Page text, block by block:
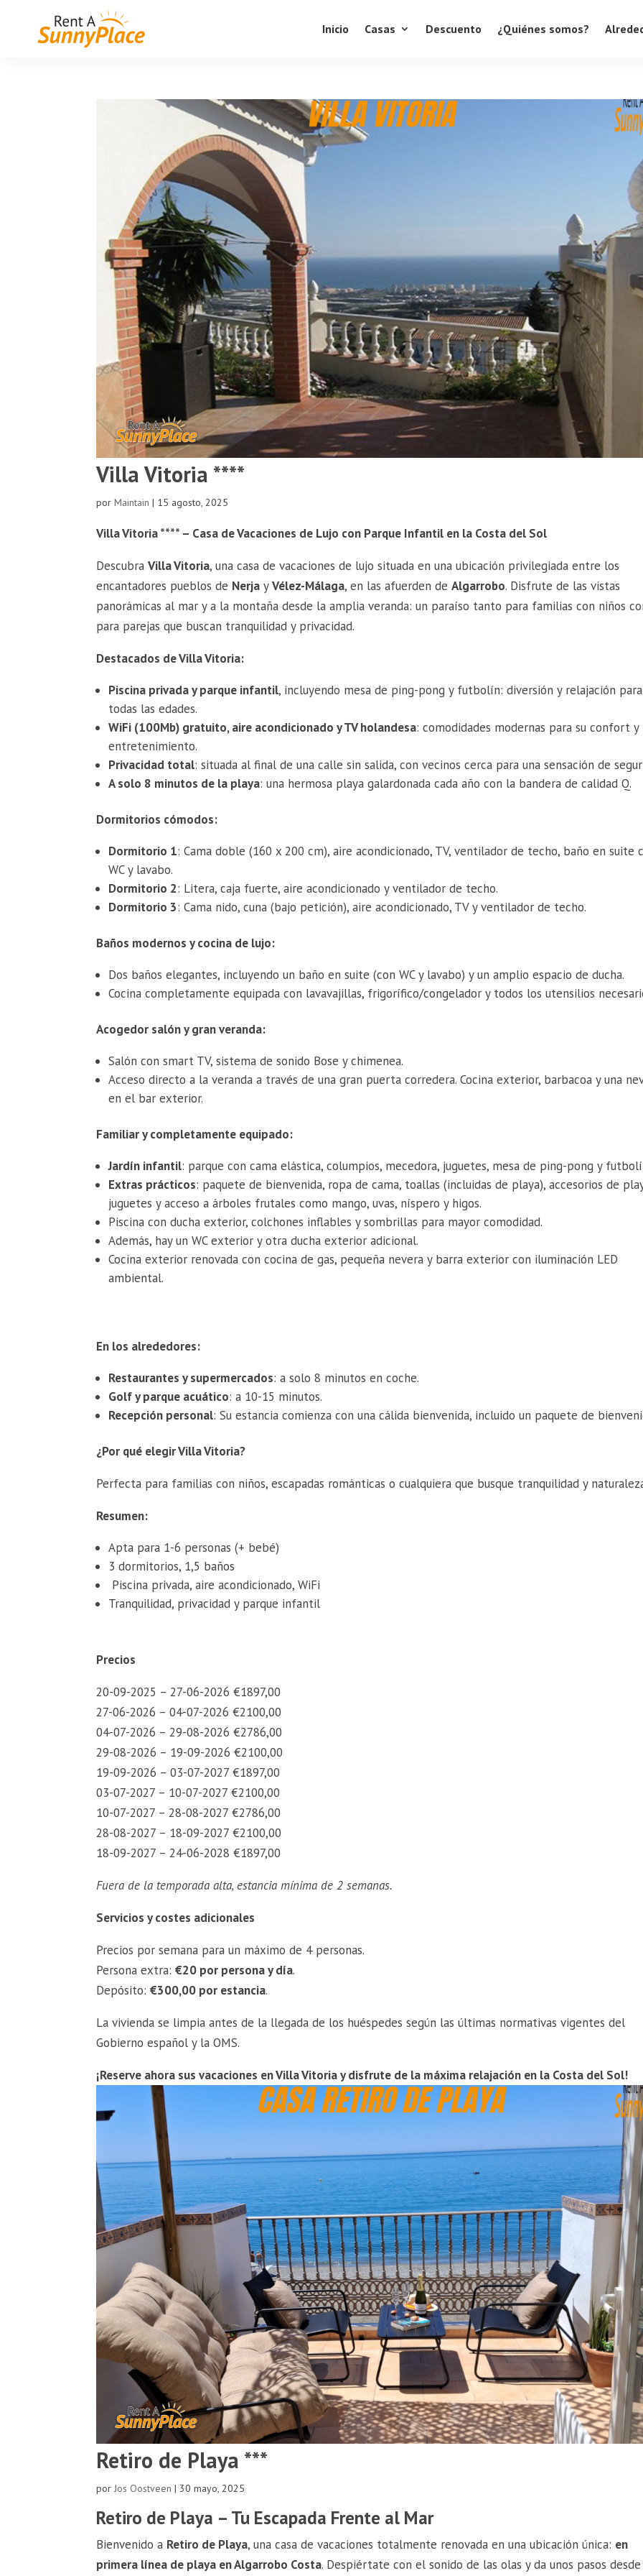
Inicio Casas Descuento ¿Quiénes somos?
Villa Vitoria ****
porMaintain | 15 agosto, 2025
Villa Vitoria **** – Casa de Vacaciones de Lujo con Parque Infantil en la Costa del Sol
DescubraVilla Vitoria, una casa de vacaciones de lujo situada en una ubicación privilegiada entre los
encantadores pueblos de Nerja yVélez-Málaga, en las afuerden deAlgarrobo. Disfrute de las vistas
panorámicas al mar y a la montaña desde la amplia veranda: un paraíso tanto para familias con niños
para parejas que buscan tranquilidad y privacidad.
Destacados de Villa Vitoria:
Piscina privada y parque infantil, incluyendo mesa de ping-pong y futbolín: diversión y relajación para
todas las edades.
WiFi (100Mb) gratuito, aire acondicionado y TV holandesa: comodidades modernas para su confort y
entretenimiento.
Privacidad total: situada al final de una calle sin salida, con vecinos cerca para una sensación de
A solo 8 minutos de la playa: una hermosa playa galardonada cada año con la bandera de calidad Q.
Dormitorios cómodos:
Dormitorio 1: Cama doble (160 x 200 cm), aire acondicionado, TV, ventilador de techo, baño en suite
WC y lavabo.
Dormitorio 2: Litera, caja fuerte, aire acondicionado y ventilador de techo.
Dormitorio 3: Cama nido, cuna (bajo petición), aire acondicionado, TV y ventilador de techo.
Baños modernos y cocina de lujo:
Dos baños elegantes, incluyendo un baño en suite (con WC y lavabo) y un amplio espacio de ducha.
Cocina completamente equipada con lavavajillas, frigorífico/congelador y todos los utensilios
Acogedor salón y gran veranda:
Salón con smart TV, sistema de sonido Bose y chimenea.
Acceso directo a la veranda a través de una gran puerta corredera. Cocina exterior, barbacoa y una
en el bar exterior.
Familiar y completamente equipado:
Jardín infantil: parque con cama elástica, columpios, mecedora, juguetes, mesa de ping-pong y
Extras prácticos: paquete de bienvenida, ropa de cama, toallas (incluidas de playa), accesorios de
juguetes y acceso a árboles frutales como mango, uvas, níspero y higos.
Piscina con ducha exterior, colchones inflables y sombrillas para mayor comodidad.
Además, hay un WC exterior y otra ducha exterior adicional.
Cocina exterior renovada con cocina de gas, pequeña nevera y barra exterior con iluminación LED
ambiental.
En los alrededores:
Restaurantes y supermercados: a solo 8 minutos en coche.
Golf y parque acuático: a 10-15 minutos.
Recepción personal: Su estancia comienza con una cálida bienvenida, incluido un paquete de
¿Por qué elegir Villa Vitoria?
Perfecta para familias con niños, escapadas románticas o cualquiera que busque tranquilidad y
Resumen:
Apta para 1-6 personas (+ bebé)
3 dormitorios, 1,5 baños
Piscina privada, aire acondicionado, WiFi
Tranquilidad, privacidad y parque infantil
Precios
20-09-2025 – 27-06-2026 €1897,00
27-06-2026 – 04-07-2026 €2100,00
04-07-2026 – 29-08-2026 €2786,00
29-08-2026 – 19-09-2026 €2100,00
19-09-2026 – 03-07-2027 €1897,00
03-07-2027 – 10-07-2027 €2100,00
10-07-2027 – 28-08-2027 €2786,00
28-08-2027 – 18-09-2027 €2100,00
18-09-2027 – 24-06-2028 €1897,00
Fuera de la temporada alta, estancia mínima de 2 semanas.
Servicios y costes adicionales
Precios por semana para un máximo de 4 personas.
Persona extra:€20 por persona y día.
Depósito:€300,00 por estancia.
La vivienda se limpia antes de la llegada de los huéspedes según las últimas normativas vigentes del
Gobierno español y la OMS.
¡Reserve ahora sus vacaciones en Villa Vitoria y disfrute de la máxima relajación en la Costa del Sol!
Retiro de Playa ***
porJos Oostveen | 30 mayo, 2025
Retiro de Playa – Tu Escapada Frente al Mar
Bienvenido a Retiro de Playa, una casa de vacaciones totalmente renovada en una ubicación única: en
primera línea de playa en Algarrobo Costa. Despiértate con el sonido de las olas y da unos pasos